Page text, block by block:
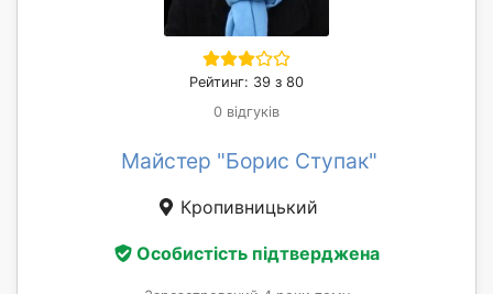
Рейтинг: 39 з 80
0 відгуків
Майстер "Борис Ступак"
Кропивницький
Особистість підтверджена